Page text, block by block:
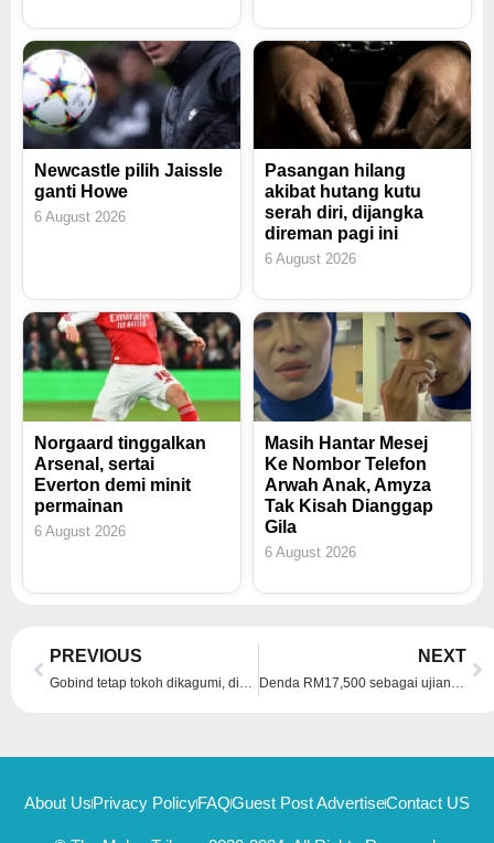
Newcastle pilih Jaissle
ganti Howe
6 August 2026
Pasangan hilang
akibat hutang kutu
serah diri, dijangka
direman pagi ini
6 August 2026
Norgaard tinggalkan
Arsenal, sertai
Everton demi minit
permainan
6 August 2026
Masih Hantar Mesej
Ke Nombor Telefon
Arwah Anak, Amyza
Tak Kisah Dianggap
Gila
6 August 2026
Prev
PREVIOUS NEXT
About Us Privacy PolicyFAQGuest Post AdvertiseContact US